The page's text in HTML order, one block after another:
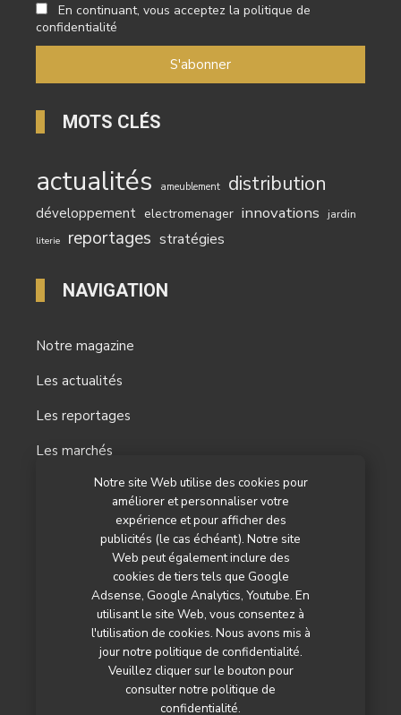
Notre site Web utilise des cookies pour
améliorer et personnaliser votre
expérience et pour afficher des
publicités (le cas échéant). Notre site
Web peut également inclure des
cookies de tiers tels que Google
Adsense, Google Analytics, Youtube. En
utilisant le site Web, vous consentez à
l'utilisation de cookies. Nous avons mis à
jour notre politique de confidentialité.
Veuillez cliquer sur le bouton pour
consulter notre politique de
confidentialité.
En continuant, vous acceptez la politique de
confidentialité
MOTS CLÉS
actualités ameublement distribution
développement electromenager innovations jardin
literie reportages stratégies
NAVIGATION
Notre magazine
Les actualités
Les reportages
Les marchés
Nos autres titres
Qui sommes-nous ?
Contactez-nous
Mentions légales
Politique de confidentialité